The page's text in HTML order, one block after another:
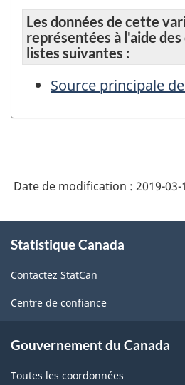
Les données de cette
représentées à l'aide
listes suivantes :
Source principale
Date de modification : 2019-03-
propos
ce
site
Statistique Canada
Contactez StatCan
Centre de confiance
Gouvernement du Canada
Toutes les coordonnées